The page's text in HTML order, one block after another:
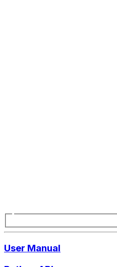
User Manual